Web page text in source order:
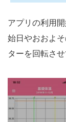
アプリの利用
始日やおおよ
ターを回転さ